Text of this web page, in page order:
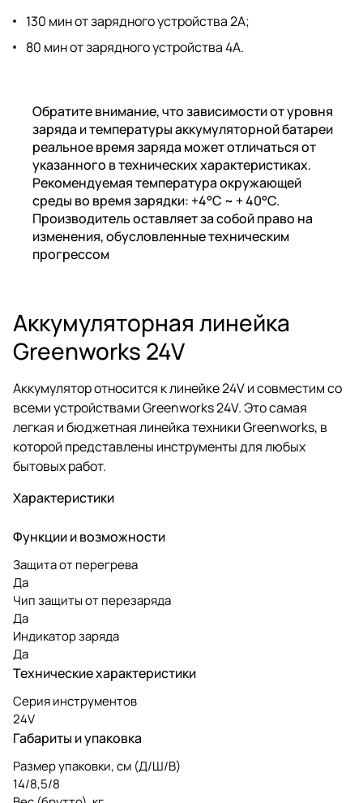
130 мин от зарядного устройства 2А;
80 мин от зарядного устройства 4А.
Обратите внимание, что зависимости от уровня
заряда и температуры аккумуляторной батареи
реальное время заряда может отличаться от
указанного в технических характеристиках.
Рекомендуемая температура окружающей
среды во время зарядки: +4°C ~ + 40°C.
Производитель оставляет за собой право на
изменения, обусловленные техническим
прогрессом
Аккумуляторная линейка
Greenworks 24V
Аккумулятор относится к линейке 24V и совместим со
всеми устройствами Greenworks 24V. Это самая
легкая и бюджетная линейка техники Greenworks, в
которой представлены инструменты для любых
бытовых работ.
Характеристики
Функции и возможности
Защита от перегрева
Да
Чип защиты от перезаряда
Да
Индикатор заряда
Да
Технические характеристики
Серия инструментов
24V
Габариты и упаковка
Размер упаковки, см (Д/Ш/В)
14/8,5/8